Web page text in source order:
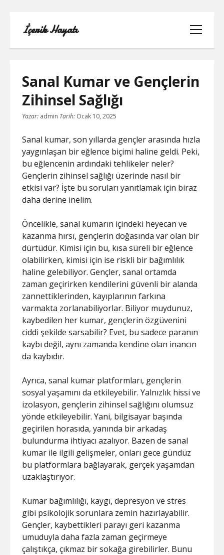
İçerik Hayatı
menüyü
aç
FACEBOOK SAYFA NASIL KURULUR
LISTE
SAYFA LISTESI
TUMBLR TAKIPÇI ARTTIRMA BEDAVA
Sanal Kumar ve Gençlerin
Zihinsel Sağlığı
Yazar: admin Tarih: Ocak 10, 2025
Sanal kumar, son yıllarda gençler arasında hızla
yaygınlaşan bir eğlence biçimi haline geldi. Peki,
bu eğlencenin ardındaki tehlikeler neler?
Gençlerin zihinsel sağlığı üzerinde nasıl bir
etkisi var? İşte bu soruları yanıtlamak için biraz
daha derine inelim.
Öncelikle, sanal kumarın içindeki heyecan ve
kazanma hırsı, gençlerin doğasında var olan bir
dürtüdür. Kimisi için bu, kısa süreli bir eğlence
olabilirken, kimisi için ise riskli bir bağımlılık
haline gelebiliyor. Gençler, sanal ortamda
zaman geçirirken kendilerini güvenli bir alanda
zannettiklerinden, kayıplarının farkına
varmakta zorlanabiliyorlar. Biliyor muydunuz,
kaybedilen her kumar, gençlerin özgüvenini
ciddi şekilde sarsabilir? Evet, bu sadece paranın
kaybı değil, aynı zamanda kendine olan inancın
da kaybıdır.
Ayrıca, sanal kumar platformları, gençlerin
sosyal yaşamını da etkileyebilir. Yalnızlık hissi ve
izolasyon, gençlerin zihinsel sağlığını olumsuz
yönde etkileyebilir. Yani, bilgisayar başında
geçirilen horasıda, yanında bir arkadaş
bulundurma ihtiyacı azalıyor. Bazen de sanal
kumar ile ilgili gelişmeler, onları gece gündüz
bu platformlara bağlayarak, gerçek yaşamdan
uzaklaştırıyor.
Kumar bağımlılığı, kaygı, depresyon ve stres
gibi psikolojik sorunlara zemin hazırlayabilir.
Gençler, kaybettikleri parayı geri kazanma
umuduyla daha fazla zaman geçirmeye
çalıştıkça, çıkmaz bir sokağa girebilirler. Bunu